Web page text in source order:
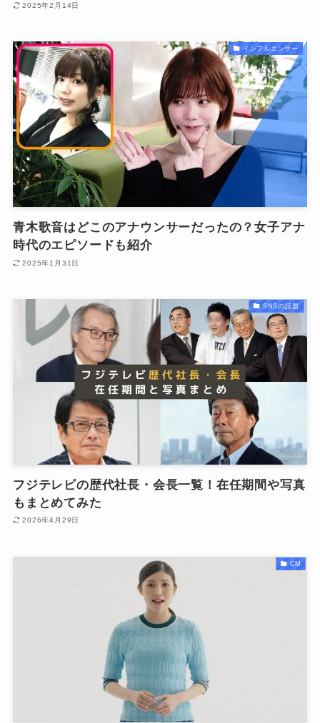
2025年2月14日
インフルエンサー
青木歌音はどこのアナウンサーだったの？女子アナ
時代のエピソードも紹介
2025年1月31日
SNSの話題
フジテレビの歴代社長・会長一覧！在任期間や写真
もまとめてみた
2026年4月29日
CM